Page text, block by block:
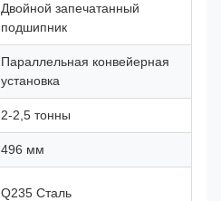
Двойной запечатанный
подшипник
Параллельная конвейерная
установка
2-2,5 тонны
496 мм
Q235 Сталь